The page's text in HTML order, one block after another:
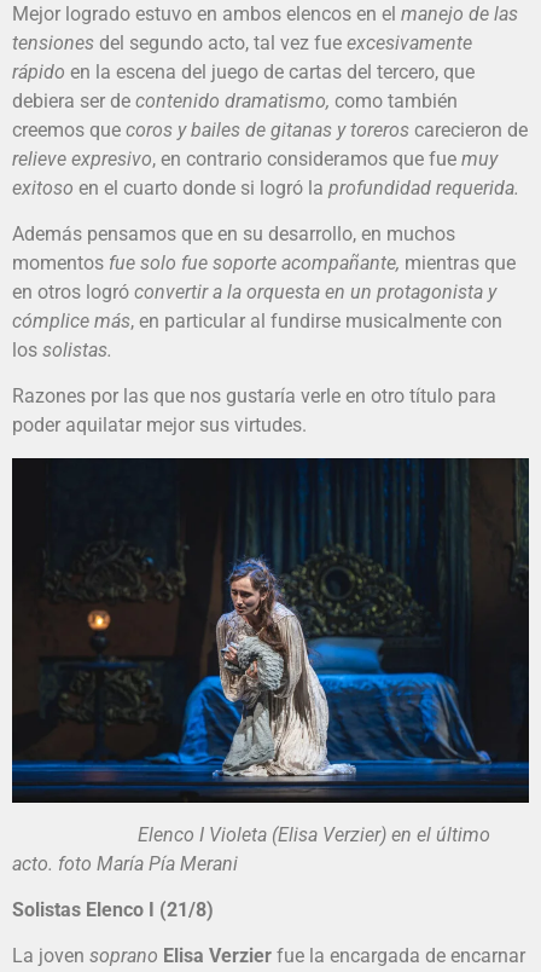
Mejor logrado estuvo en ambos elencos en el manejo de las
tensiones del segundo acto, tal vez fue excesivamente
rápido en la escena del juego de cartas del tercero, que
debiera ser de contenido dramatismo, como también
creemos que coros y bailes de gitanas y toreros carecieron de
relieve expresivo, en contrario consideramos que fue muy
exitoso en el cuarto donde si logró la profundidad requerida.
Además pensamos que en su desarrollo, en muchos
momentos fue solo fue soporte acompañante, mientras que
en otros logró convertir a la orquesta en un protagonista y
cómplice más, en particular al fundirse musicalmente con
los solistas.
Razones por las que nos gustaría verle en otro título para
poder aquilatar mejor sus virtudes.
Elenco I Violeta (Elisa Verzier) en el último
acto. foto María Pía Merani
Solistas Elenco I (21/8)
La joven soprano Elisa Verzier fue la encargada de encarnar